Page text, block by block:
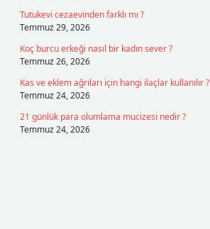
Tutukevi cezaevinden farklı mı ?
Temmuz 29, 2026
Koç burcu erkeği nasıl bir kadın sever ?
Temmuz 26, 2026
Kas ve eklem ağrıları için hangi ilaçlar kullanılır ?
Temmuz 24, 2026
21 günlük para olumlama mucizesi nedir ?
Temmuz 24, 2026